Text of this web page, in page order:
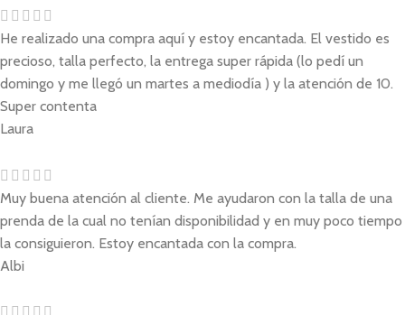
He realizado una compra aquí y estoy encantada. El vestido es
precioso, talla perfecto, la entrega super rápida (lo pedí un
domingo y me llegó un martes a mediodía ) y la atención de 10.
Super contenta
Laura
Muy buena atención al cliente. Me ayudaron con la talla de una
prenda de la cual no tenían disponibilidad y en muy poco tiempo
la consiguieron. Estoy encantada con la compra.
Albi